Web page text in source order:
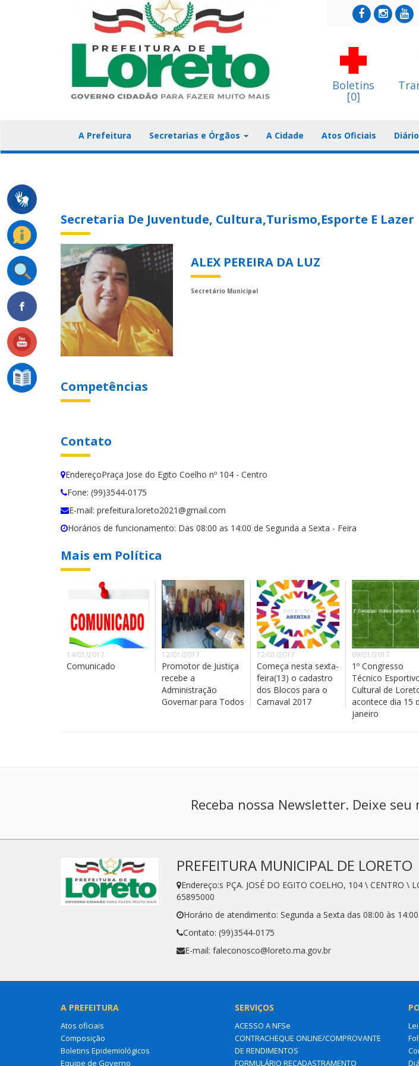
Boletins
[0]
A Prefeitura Secretarias e Órgãos A Cidade Atos Oficiais
Secretaria De Juventude, Cultura,Turismo,Esporte E Lazer
ALEX PEREIRA DA LUZ
Secretário Municipal
Competências
Contato
EndereçoPraça Jose do Egito Coelho nº 104 - Centro
Fone: (99)3544-0175
E-mail: prefeitura.loreto2021@gmail.com
Horários de funcionamento: Das 08:00 as 14:00 de Segunda a Sexta - Feira
Mais em Política
14/01/2017
Comunicado
12/01/2017
Promotor de Justiça
recebe a
Administração
Governar para Todos
12/01/2017
Começa nesta sexta-
feira(13) o cadastro
dos Blocos para o
Carnaval 2017
09/01/2017
1º Congresso
Técnico
Cultural de
acontece dia 15
janeiro
Receba nossa Newsletter. Deixe seu
PREFEITURA MUNICIPAL DE LORETO
Endereço:s PÇA. JOSÉ DO EGITO COELHO, 104 \ CENTRO \
65895000
Horário de atendimento: Segunda a Sexta das 08:00 às 14:00
Contato: (99)3544-0175
E-mail: faleconosco@loreto.ma.gov.br
A PREFEITURA
Atos oficiais
Composição
Boletins Epidemiológicos
Equipe de Governo
SERVIÇOS
ACESSO A NFSe
CONTRACHEQUE ONLINE/COMPROVANTE
DE RENDIMENTOS
FORMULÁRIO RECADASTRAMENTO